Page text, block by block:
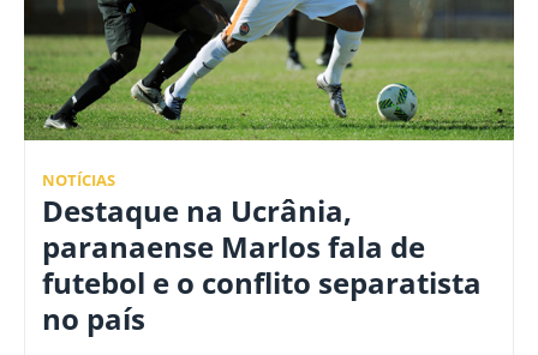
NOTÍCIAS
Destaque na Ucrânia,
paranaense Marlos fala de
futebol e o conflito separatista
no país